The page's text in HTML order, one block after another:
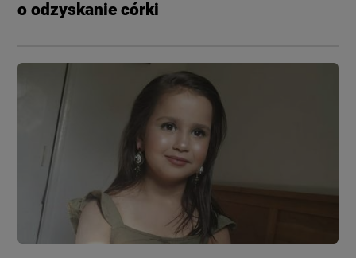
o odzyskanie córki